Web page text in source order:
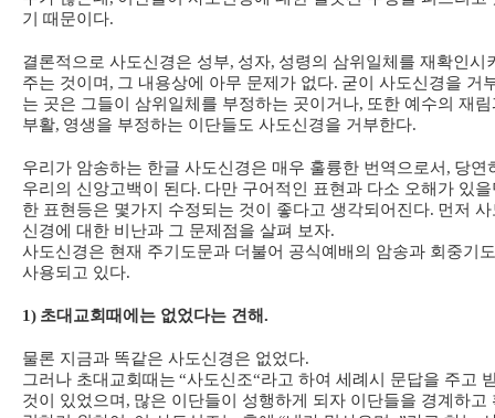
기 때문이다.
결론적으로 사도신경은 성부, 성자, 성령의 삼위일체를 재확인시
주는 것이며 , 그 내용상에 아무 문제가 없다. 굳이 사도신경을 거
는 곳은 그들이 삼위일체를 부정하는 곳이거나, 또한 예수의 재림
부활, 영생을 부정하는 이단들도 사도신경을 거부한다.
우리가 암송하는 한글 사도신경은 매우 훌륭한 번역으로서 , 당연
우리의 신앙고백이 된다. 다만 구어적인 표현과 다소 오해가 있을
한 표현등은 몇가지 수정되는 것이 좋다고 생각되어진다. 먼저 사
신경에 대한 비난과 그 문제점을 살펴 보자.
사도신경은 현재 주기도문과 더불어 공식예배의 암송과 회중기
사용되고 있다.
1) 초대교회때에는 없었다는 견해.
물론 지금과 똑같은 사도신경은 없었다.
그러나 초대교회때는 “사도신조“라고 하여 세례시 문답을 주고
것이 있었으며 , 많은 이단들이 성행하게 되자 이단들을 경계하고